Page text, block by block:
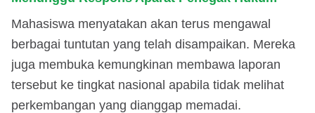
Mahasiswa menyatakan akan terus mengawal
berbagai tuntutan yang telah disampaikan. Mereka
juga membuka kemungkinan membawa laporan
tersebut ke tingkat nasional apabila tidak melihat
perkembangan yang dianggap memadai.